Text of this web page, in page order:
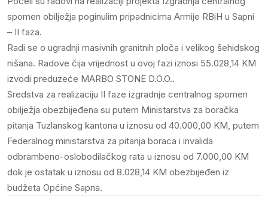
spomen obilježja poginulim pripadnicima Armije RBiH u Sapni
– II faza.
Radi se o ugradnji masivnih granitnih ploča i velikog šehidskog
nišana. Radove čija vrijednost u ovoj fazi iznosi 55.028,14 KM
izvodi preduzeće MARBO STONE D.O.O..
Sredstva za realizaciju II faze izgradnje centralnog spomen
obilježja obezbijeđena su putem Ministarstva za boračka
pitanja Tuzlanskog kantona u iznosu od 40.000,00 KM, putem
Federalnog ministarstva za pitanja boraca i invalida
odbrambeno-oslobodilačkog rata u iznosu od 7.000,00 KM
dok je ostatak u iznosu od 8.028,14 KM obezbijeđen iz
budžeta Općine Sapna.